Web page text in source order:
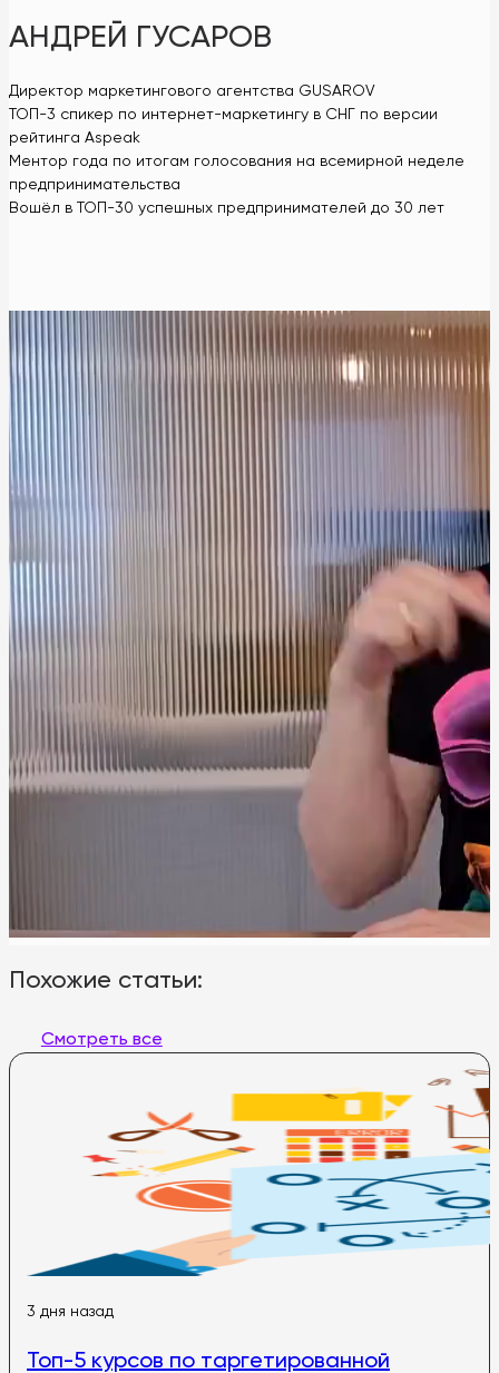
АНДРЕЙ ГУСАРОВ
Директор маркетингового агентства GUSAROV
ТОП-3 спикер по интернет-маркетингу в СНГ по версии
рейтинга Aspeak
Ментор года по итогам голосования на всемирной неделе
предпринимательства
Вошёл в ТОП-30 успешных предпринимателей до 30 лет
Похожие статьи:
Смотреть все
3 дня назад
Топ-5 курсов по таргетированной